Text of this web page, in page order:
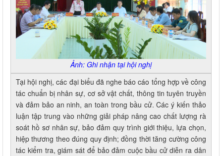
Ảnh: Ghi nhận tại hội nghị
Tại hội nghị, các đại biểu đã nghe báo cáo tổng hợp về công
tác chuẩn bị nhân sự, cơ sở vật chất, thông tin tuyên truyền
và đảm bảo an ninh, an toàn trong bầu cử. Các ý kiến thảo
luận tập trung vào những giải pháp nâng cao chất lượng rà
soát hồ sơ nhân sự, bảo đảm quy trình giới thiệu, lựa chọn,
hiệp thương theo đúng quy định; đồng thời tăng cường công
tác kiểm tra, giám sát để bảo đảm cuộc bầu cử diễn ra dân